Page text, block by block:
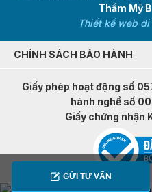
Thẩm Mỹ
Thiết kế web di
CHÍNH SÁCH BẢO HÀNH
Giấy phép hoạt động số
hành nghề số
Giấy chứng nhận
GỬI TƯ VẤN